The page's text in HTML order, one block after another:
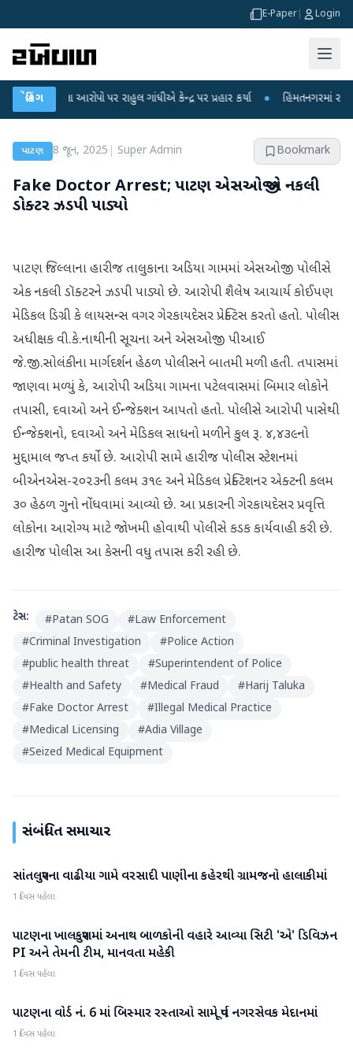
E-Paper Login
બ્રેકિંગ
લીકના આરોપો પર રાહુલ ગાંધીએ કેન્દ્ર પર પ્રહાર કર્યા ● હિંમતનગરમાં રહસ્યમય
પાટણ 8 જૂન, 2025 Super Admin Bookmark
Fake Doctor Arrest; પાટણ એસઓજી એ નકલી
ડોક્ટર ઝડપી પાડ્યો
પાટણ જિલ્લાના હારીજ તાલુકાના અડિયા ગામમાં એસઓજી પોલીસે
એક નકલી ડૉક્ટરને ઝડપી પાડ્યો છે. આરોપી શૈલેષ આચાર્ય કોઈપણ
મેડિકલ ડિગ્રી કે લાયસન્સ વગર ગેરકાયદેસર પ્રેક્ટિસ કરતો હતો. પોલીસ
અધીક્ષક વી.કે.નાથીની સૂચના અને એસઓજી પીઆઈ
જે.જી.સોલંકીના માર્ગદર્શન હેઠળ પોલીસને બાતમી મળી હતી. તપાસમાં
જાણવા મળ્યું કે, આરોપી અડિયા ગામના પટેલવાસમાં બિમાર લોકોને
તપાસી, દવાઓ અને ઈન્જેક્શન આપતો હતો. પોલીસે આરોપી પાસેથી
ઈન્જેક્શનો, દવાઓ અને મેડિકલ સાધનો મળીને કુલ રૂ. ૪,૪૩૯નો
મુદ્દામાલ જપ્ત કર્યો છે. આરોપી સામે હારીજ પોલીસ સ્ટેશનમાં
બીએનએસ-૨૦૨૩ની કલમ ૩૧૯ અને મેડિકલ પ્રેક્ટિશનર એક્ટની કલમ
૩૦ હેઠળ ગુનો નોંધવામાં આવ્યો છે. આ પ્રકારની ગેરકાયદેસર પ્રવૃત્તિ
લોકોના આરોગ્ય માટે જોખમી હોવાથી પોલીસે કડક કાર્યવાહી કરી છે.
હારીજ પોલીસ આ કેસની વધુ તપાસ કરી રહી છે.
ટેગ્સ: #Patan SOG #Law Enforcement
#Criminal Investigation #Police Action
#public health threat #Superintendent of Police
#Health and Safety #Medical Fraud #Harij Taluka
#Fake Doctor Arrest #Illegal Medical Practice
#Medical Licensing #Adia Village
#Seized Medical Equipment
સંબંધિત સમાચાર
પાટણ
સાંતલપુરના વાઢીયા ગામે વરસાદી પાણીના કહેરથી ગ્રામજનો હાલાકીમાં
1 દિવસ પહેલા
પાટણ
પાટણના ખાલકપુરામાં અનાથ બાળકોની વહારે આવ્યા સિટી 'એ' ડિવિઝન
PI અને તેમની ટીમ, માનવતા મહેકી
1 દિવસ પહેલા
પાટણ
પાટણના વોર્ડ નં. 6 માં બિસ્માર રસ્તાઓ સામે પૂર્વ નગરસેવક મેદાનમાં
1 દિવસ પહેલા